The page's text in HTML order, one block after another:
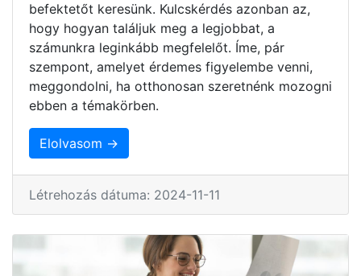
befektetőt keresünk. Kulcskérdés azonban az,
hogy hogyan találjuk meg a legjobbat, a
számunkra leginkább megfelelőt. Íme, pár
szempont, amelyet érdemes figyelembe venni,
meggondolni, ha otthonosan szeretnénk mozogni
ebben a témakörben.
Elolvasom →
Létrehozás dátuma: 2024-11-11